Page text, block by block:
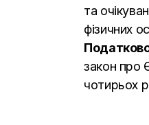
та
фізичних
закон про
чотирьох